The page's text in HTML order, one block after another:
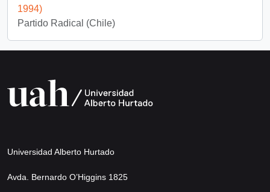
1994)
Partido Radical (Chile)
Universidad Alberto Hurtado
Avda. Bernardo O’Higgins 1825